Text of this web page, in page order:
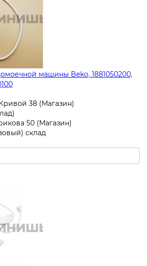
машины Beko, 1881050200,
38 (Магазин)
50 (Магазин)
склад